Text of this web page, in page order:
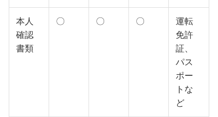
本人
確認
書類
〇 〇 〇
運転
免許
証、
パス
ポー
トな
ど